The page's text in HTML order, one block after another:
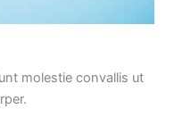
molestie convallis ut